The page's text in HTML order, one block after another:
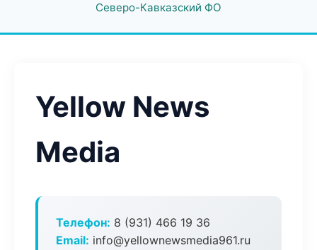
Северо-Кавказский ФО
Yellow News
Media
Телефон: 8 (931) 466 19 36
Email: info@yellownewsmedia961.ru